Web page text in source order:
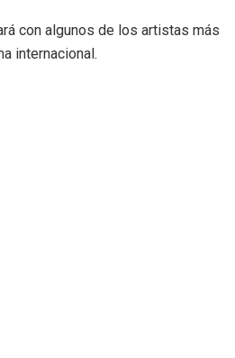
con algunos de los artistas más
internacional.